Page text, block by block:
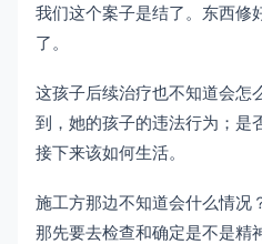
我们这个案子是结了。东西修
了。
这孩子后续治疗也不知道会怎
到，她的孩子的违法行为；是
接下来该如何生活。
施工方那边不知道会什么情况
那先要去检查和确定是不是精